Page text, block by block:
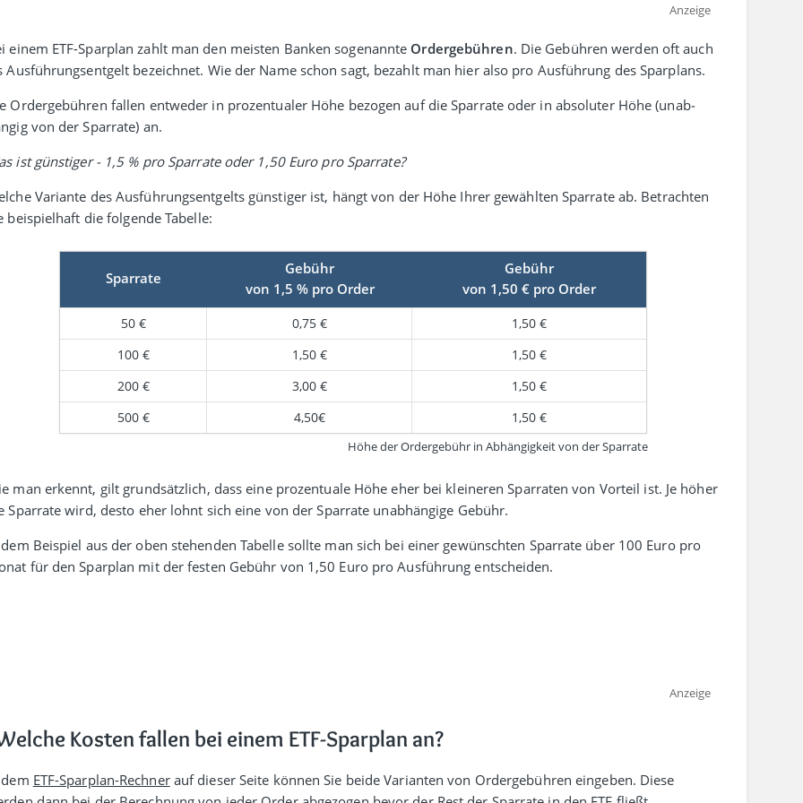
Anzeige
einem ETF-Sparplan zahlt man den meisten Banken soge­nannte Order­gebühren. Die Gebühren werden oft auch
Aus­führungs­entgelt bezeichnet. Wie der Name schon sagt, bezahlt man hier also pro Ausführung des Sparplans.
Ordergebühren fallen entweder in prozen­tualer Höhe bezogen auf die Spar­rate oder in abso­luter Höhe (unab­
von der Sparrate) an.
ist günstiger - 1,5 % pro Sparrate oder 1,50 Euro pro Sparrate?
Variante des Ausführungs­entgelts günstiger ist, hängt von der Höhe Ihrer gewählten Spar­rate ab. Betrachten
beispiel­haft die folgende Tabelle:
Sparrate
Gebühr
von 1,5 % pro Order
Gebühr
von 1,50 € pro Order
50 € 0,75 €
1,50 €
100 €
1,50 €
1,50 €
200 €
3,00 €
1,50 €
500 €
4,50€ 1,50 €
Höhe der Ordergebühr in Abhängigkeit von der Sparrate
man erkennt, gilt grund­sätz­lich, dass eine prozen­tuale Höhe eher bei kleineren Spar­raten von Vorteil ist. Je höher
Spar­rate wird, desto eher lohnt sich eine von der Sparrate unabhängige Gebühr.
Beispiel aus der oben stehenden Tabelle sollte man sich bei einer gewünschten Spar­rate über 100 Euro pro
für den Sparplan mit der festen Gebühr von 1,50 Euro pro Ausführung entscheiden.
Anzeige
Kosten fallen bei einem ETF-Sparplan an?
ETF-Sparplan-Rechnerauf dieser Seite können Sie beide Varianten von Order­gebühren eingeben. Diese